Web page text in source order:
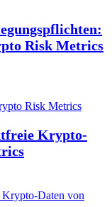
Risk Metrics
Krypto-